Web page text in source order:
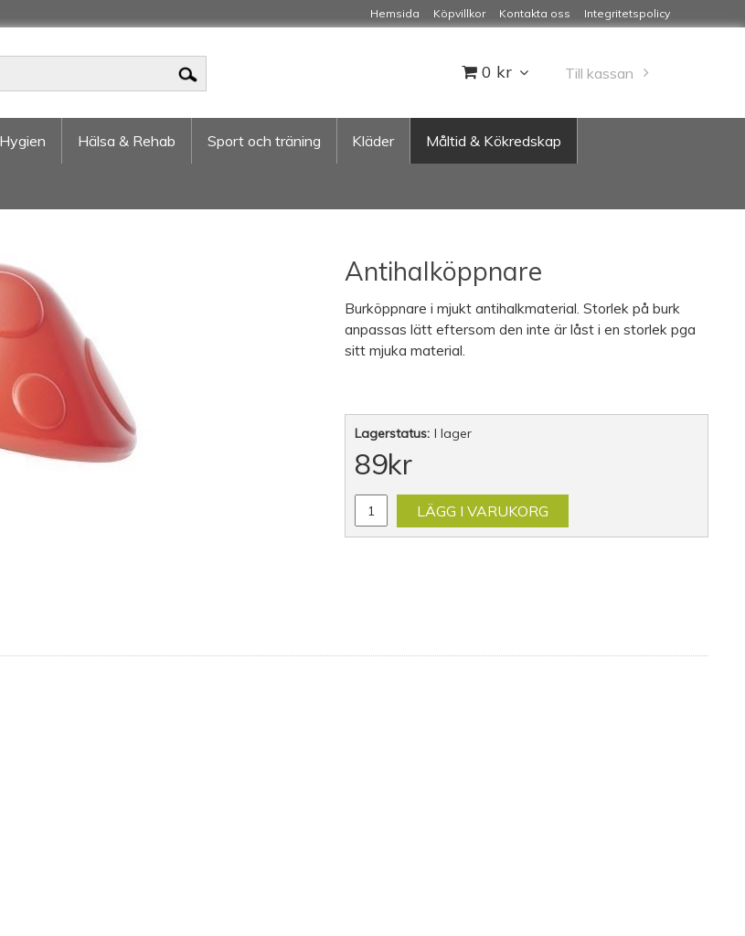
Hemsida Köpvillkor Kontakta oss Integritetspolicy
0 kr Till kassan
Hygien Hälsa & Rehab Sport och träning Kläder Måltid & Kökredskap
Antihalköppnare
Burköppnare i mjukt antihalkmaterial. Storlek på burk
anpassas lätt eftersom den inte är låst i en storlek pga
sitt mjuka material.
Lagerstatus: I lager
89kr
LÄGG I VARUKORG